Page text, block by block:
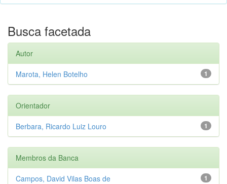
Busca facetada
Autor
1
Marota, Helen Botelho
Orientador
1
Berbara, Ricardo Luiz Louro
Membros da Banca
1
Campos, David Vilas Boas de